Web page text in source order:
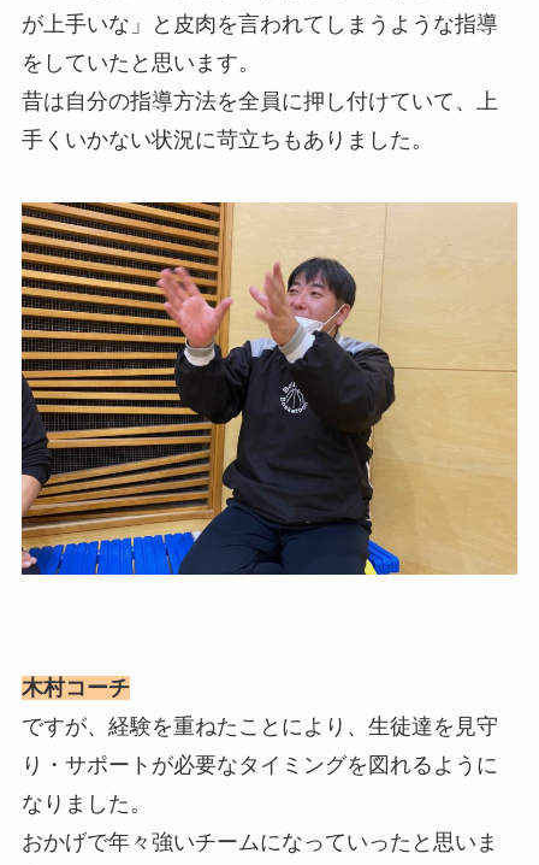
が上手いな」と皮肉を言われてしまうような指導
をしていたと思います。
昔は自分の指導方法を全員に押し付けていて、上
手くいかない状況に苛立ちもありました。
木村コーチ
ですが、経験を重ねたことにより、生徒達を見守
り・サポートが必要なタイミングを図れるように
なりました。
おかげで年々強いチームになっていったと思いま